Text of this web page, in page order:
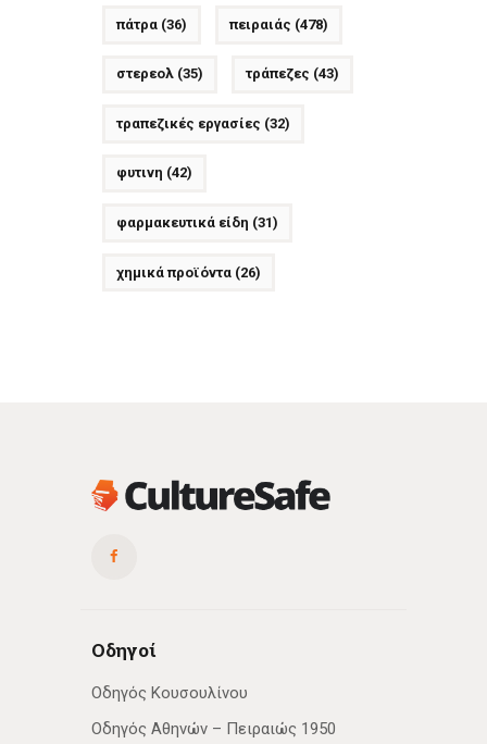
πάτρα(36) πειραιάς (478)
στερεολ(35) τράπεζες (43)
τραπεζικές εργασίες (32)
φυτινη (42)
φαρμακευτικά είδη (31)
χημικά προϊόντα(26)
Οδηγοί
Οδηγός Κουσουλίνου
Οδηγός Αθηνών – Πειραιώς 1950